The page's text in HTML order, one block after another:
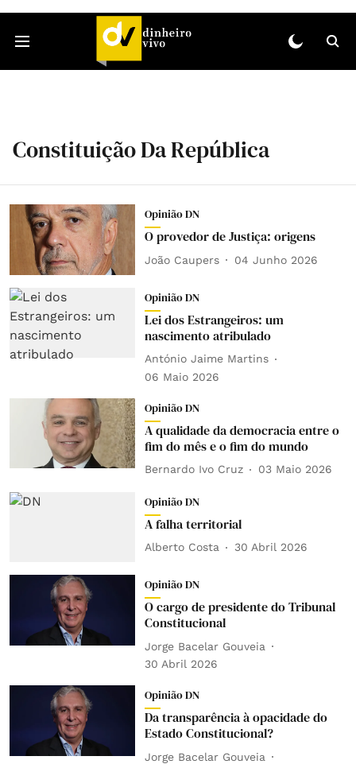
Constituição Da República
Opinião DN
O provedor de Justiça: origens
João Caupers 04 Junho 2026
Opinião DN
Lei dos Estrangeiros: um
nascimento atribulado
António Jaime Martins
06 Maio 2026
Opinião DN
A qualidade da democracia entre o
fim do mês e o fim do mundo
Bernardo Ivo Cruz 03 Maio 2026
Opinião DN
A falha territorial
Alberto Costa 30 Abril 2026
Opinião DN
O cargo de presidente do Tribunal
Constitucional
Jorge Bacelar Gouveia
30 Abril 2026
Opinião DN
Da transparência à opacidade do
Estado Constitucional?
Jorge Bacelar Gouveia